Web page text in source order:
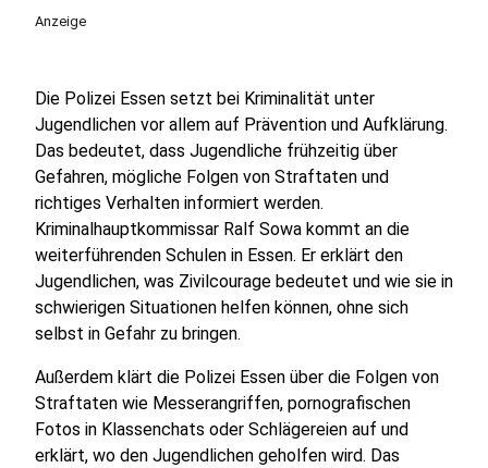
Anzeige
Die Polizei Essen setzt bei Kriminalität unter
Jugendlichen vor allem auf Prävention und Aufklärung.
Das bedeutet, dass Jugendliche frühzeitig über
Gefahren, mögliche Folgen von Straftaten und
richtiges Verhalten informiert werden.
Kriminalhauptkommissar Ralf Sowa kommt an die
weiterführenden Schulen in Essen. Er erklärt den
Jugendlichen, was Zivilcourage bedeutet und wie sie in
schwierigen Situationen helfen können, ohne sich
selbst in Gefahr zu bringen.
Außerdem klärt die Polizei Essen über die Folgen von
Straftaten wie Messerangriffen, pornografischen
Fotos in Klassenchats oder Schlägereien auf und
erklärt, wo den Jugendlichen geholfen wird. Das